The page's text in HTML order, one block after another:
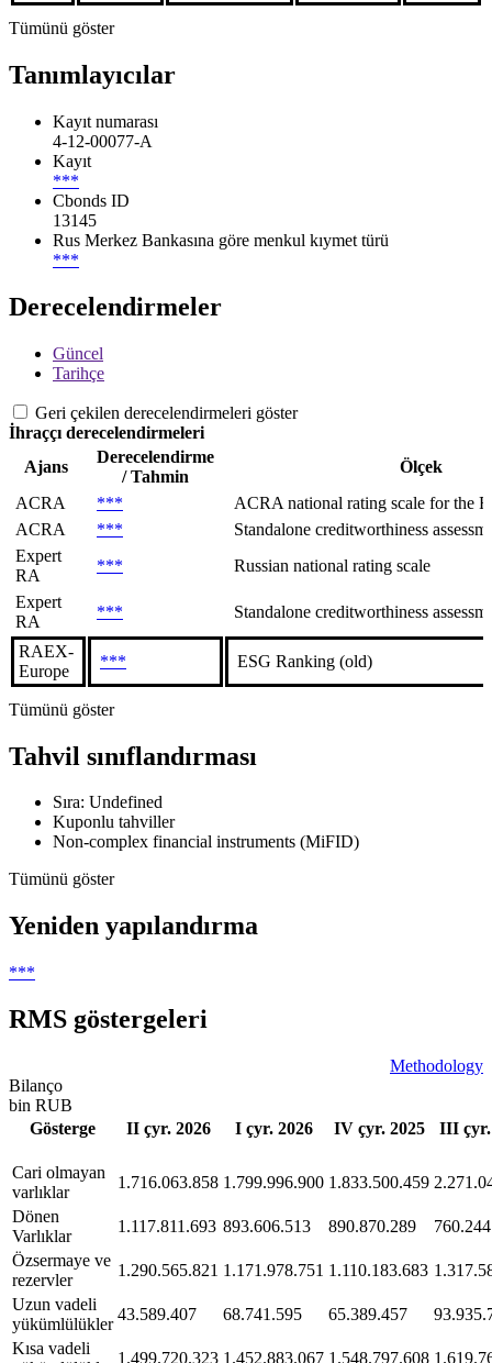
Tümünü göster
Tanımlayıcılar
Kayıt numarası
4-12-00077-A
Kayıt
***
Cbonds ID
13145
Rus Merkez Bankasına göre menkul kıymet türü
***
Derecelendirmeler
Güncel
Tarihçe
Geri çekilen derecelendirmeleri göster
İhraççı derecelendirmeleri
Ajans
Derecelendirme
/ Tahmin
Ölçek
ACRA
***
ACRA national rating scale for the
ACRA
***
Standalone creditworthiness
Expert
RA
***
Russian national rating scale
Expert
RA
*** Standalone creditworthiness
RAEX-
Europe
*** ESG Ranking (old)
Tümünü göster
Tahvil sınıflandırması
Sıra: Undefined
Kuponlu tahviller
Non-complex financial instruments (MiFID)
Tümünü göster
Yeniden yapılandırma
***
RMS göstergeleri
Methodology
Bilanço
bin RUB
Gösterge
II çyr. 2026 I çyr. 2026 IV çyr. 2025 III çyr.
Сari olmayan
varlıklar
1.716.063.858 1.799.996.900 1.833.500.459
Dönen
Varlıklar
1.117.811.693 893.606.513 890.870.289
Özsermaye ve
rezervler
1.290.565.821 1.171.978.751 1.110.183.683
Uzun vadeli
yükümlülükler
43.589.407 68.741.595 65.389.457
Kısa vadeli
1.499.720.323 1.452.883.067 1.548.797.608